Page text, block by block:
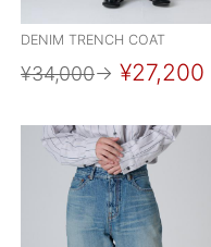
DENIM TRENCH COAT
¥34,000→ ¥27,200